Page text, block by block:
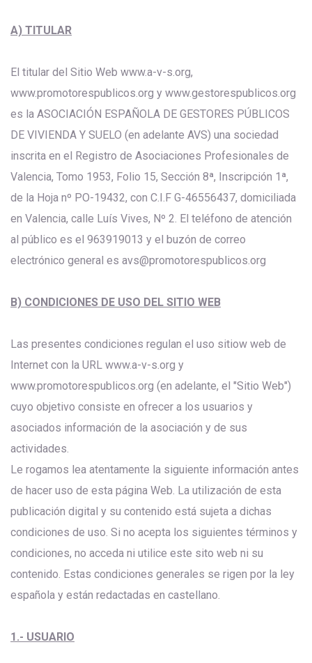
A) TITULAR
El titular del Sitio Web www.a-v-s.org,
www.promotorespublicos.org y www.gestorespublicos.org
es la ASOCIACIÓN ESPAÑOLA DE GESTORES PÚBLICOS
DE VIVIENDA Y SUELO (en adelante AVS) una sociedad
inscrita en el Registro de Asociaciones Profesionales de
Valencia, Tomo 1953, Folio 15, Sección 8ª, Inscripción 1ª,
de la Hoja nº PO-19432, con C.I.F G-46556437, domiciliada
en Valencia, calle Luís Vives, Nº 2. El teléfono de atención
al público es el 963919013 y el buzón de correo
electrónico general es avs@promotorespublicos.org
B) CONDICIONES DE USO DEL SITIO WEB
Las presentes condiciones regulan el uso sitiow web de
Internet con la URL www.a-v-s.org y
www.promotorespublicos.org (en adelante, el "Sitio Web")
cuyo objetivo consiste en ofrecer a los usuarios y
asociados información de la asociación y de sus
actividades.
Le rogamos lea atentamente la siguiente información antes
de hacer uso de esta página Web. La utilización de esta
publicación digital y su contenido está sujeta a dichas
condiciones de uso. Si no acepta los siguientes términos y
condiciones, no acceda ni utilice este sito web ni su
contenido. Estas condiciones generales se rigen por la ley
española y están redactadas en castellano.
1.- USUARIO